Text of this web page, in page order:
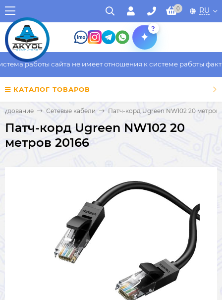
0 RU
?
работы сайта не имеет отношения к системе работы
КАТАЛОГ ТОВАРОВ
Сетевые кабели Патч-корд Ugreen NW102 20 метров
Патч-корд Ugreen NW102 20
метров 20166